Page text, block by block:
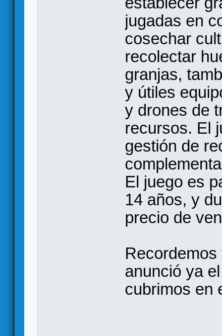
jugadas en
cosechar
recolectar
granjas,
y útiles
y drones de
recursos. El
gestión de
El juego es
14 años, y
precio de
anunció ya
cubrimos en